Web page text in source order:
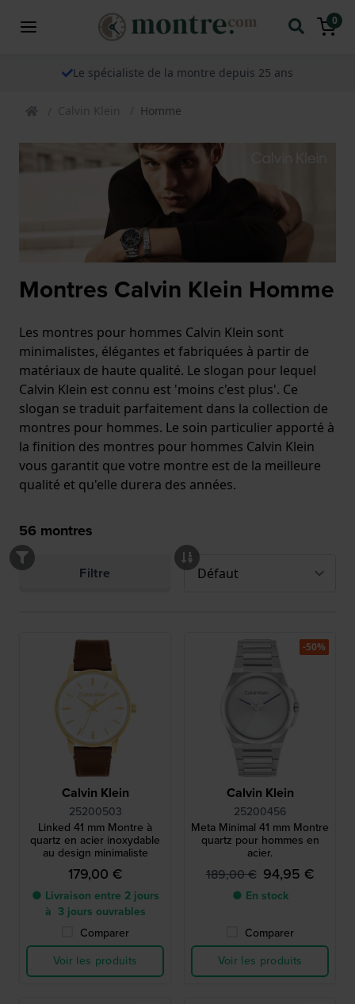
0
Le spécialiste de la montre depuis 25 ans
Calvin Klein Homme
Montres Calvin Klein Homme
Les montres pour hommes Calvin Klein sont
minimalistes, élégantes et fabriquées à partir de
matériaux de haute qualité. Le slogan pour lequel
Calvin Klein est connu est 'moins c'est plus'. Ce
slogan se traduit parfaitement dans la collection de
montres pour hommes. Le soin particulier apporté à
la finition des montres pour hommes Calvin Klein
vous garantit que votre montre est de la meilleure
qualité et qu'elle durera des années.
56 montres
Filtre
Calvin Klein
25200503
Linked 41 mm Montre à
quartz en acier inoxydable
au design minimaliste
179,00 €
● Livraison entre 2 jours
à 3 jours ouvrables
Comparer
Voir les produits
Calvin Klein
25200456
Meta Minimal 41 mm Montre
quartz pour hommes en
acier.
189,00 € 94,95 €
● En stock
Comparer
Voir les produits
-50%